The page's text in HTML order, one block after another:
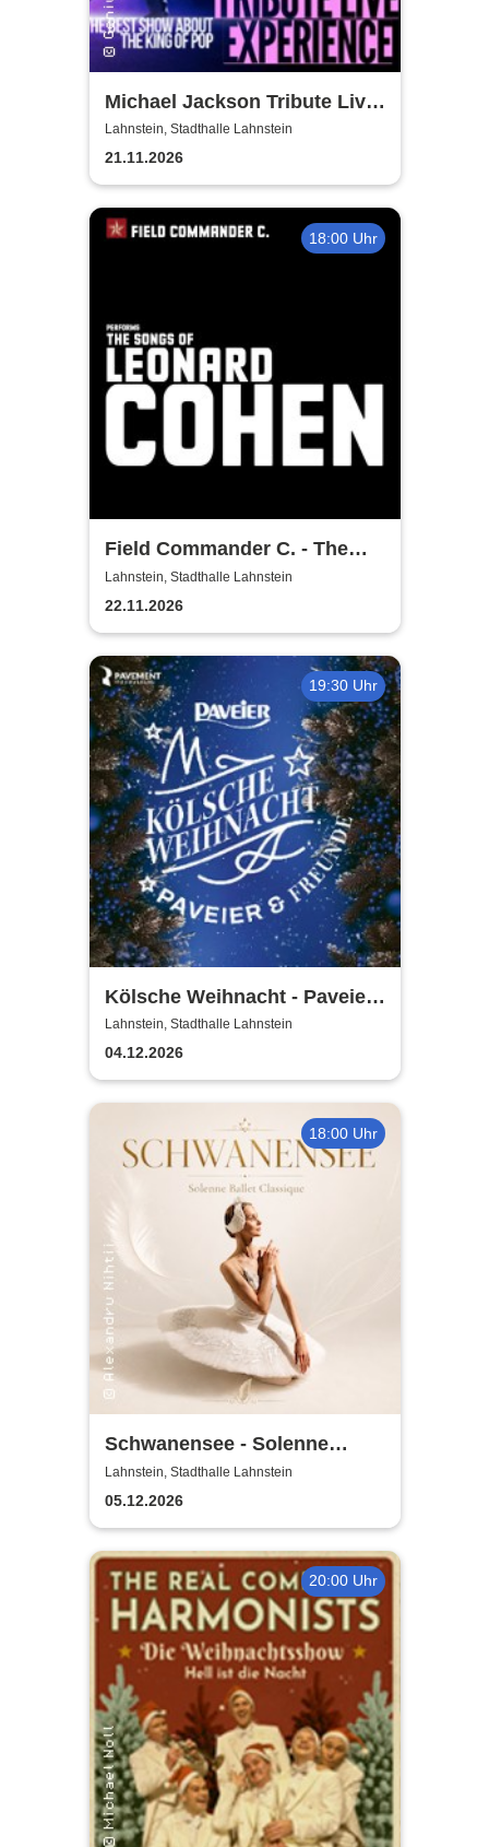
Michael Jackson Tribute Live
Experience
Lahnstein, Stadthalle Lahnstein
21.11.2026
18:00 Uhr
Field Commander C. - The
Songs of Leonard Cohen
Lahnstein, Stadthalle Lahnstein
22.11.2026
19:30 Uhr
Kölsche Weihnacht - Paveier
& Freunde 2026
Lahnstein, Stadthalle Lahnstein
04.12.2026
18:00 Uhr
Schwanensee - Solenne
Ballet Classique
Lahnstein, Stadthalle Lahnstein
05.12.2026
20:00 Uhr